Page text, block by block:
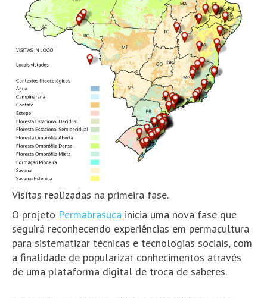
Visitas realizadas na primeira fase.
O projeto Permabrasuca inicia uma nova fase que
seguirá reconhecendo experiências em permacultura
para sistematizar técnicas e tecnologias sociais, com
a finalidade de popularizar conhecimentos através
de uma plataforma digital de troca de saberes.